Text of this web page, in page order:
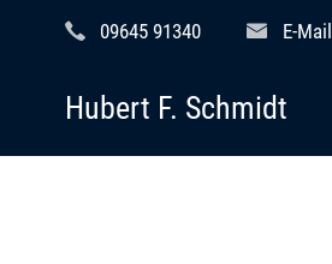
09645 91340 E-Mail
Hubert F. Schmidt